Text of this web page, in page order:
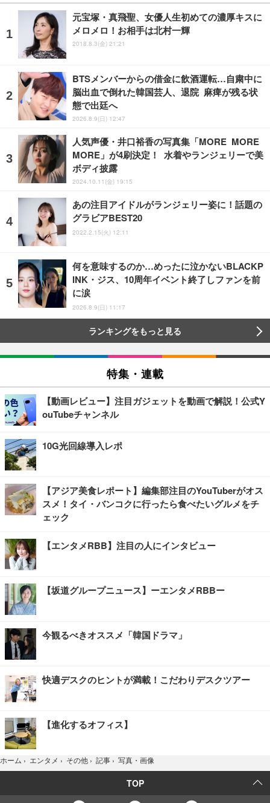
元宝塚・真飛聖、女優人生初めての濃厚キスに
メロメロ！お相手は北村一輝
2018.8.3(金) 21:21
BTSメンバーからの借金に飲酒運転…自粛中に
脳出血で倒れた韓国芸人、退院 麻痺が残る状
態で出廷へ
2026.8.9(日) 12:47
人気声優・井口裕香の写真集「MORE MORE
MORE」が4刷決定！ 水着やランジェリーで美
ボディ披露
2024.10.11(金) 19:15
あの注目アイドルがランジェリー姿に！話題の
グラビアBEST20
2022.2.15(火) 12:11
何を意味するのか…めったに泣かないBLACKP
INK・ジス、10周年イベント終了しファンを前
に涙
2026.8.9(日) 11:17
ランキングをもっと見る
特集・連載
【動画レビュー】注目ガジェットを動画で解説！公式Y
ouTubeチャンネル
10G光回線導入レポ
【アジア美食レポート】編集部注目のYouTuberがオス
スメ！タイ・バンコクに行ったら食べたいグルメをチ
ェック
【エンタメRBB】注目の人にインタビュー
【坂道グループニュース】ーエンタメRBBー
今観るべきオススメ「韓国ドラマ」
快適デスクのヒントが満載！こだわりデスクツアー
【進化するオフィス】
ホーム › エンタメ › その他 › 記事 › 写真・画像
TOP